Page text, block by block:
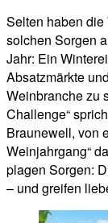
Selten haben
solchen Sorgen
Jahr: Ein
Absatzmärkte
Weinbranche zu
Challenge“
Braunewell, von
Weinjahrgang“
plagen Sorgen:
– und greifen